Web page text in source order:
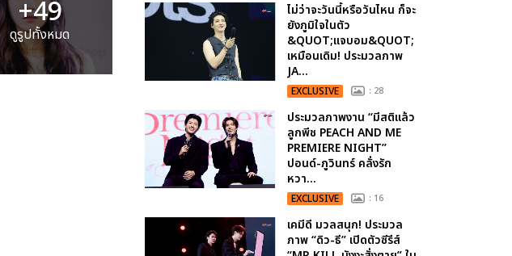
+49
ดูรูปทั้งหมด
ไม่ว่าจะวันนี้หรือวันไหน ก็จะ
ยังภูมิใจในตัว
&QUOT;แจบอม&QUOT;
เหมือนเดิม! ประมวลภาพ
JA...
EXCLUSIVE : 28
ประมวลภาพงาน “มีสติแล้ว
ลูกพีช PEACH AND ME
PREMIERE NIGHT”
ปอนด์-ภูวินทร์ คลั่งรัก
หวา...
EXCLUSIVE : 16
เคมีดี มวลสนุก! ประมวล
ภาพ “ดิว-ธี” เปิดตัวซีรีส์